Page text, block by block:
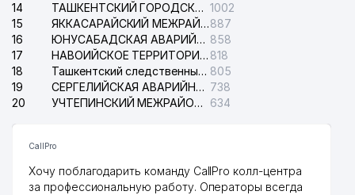
14
ТАШКЕНТСКИЙ ГОРОДСКОЙ СУД ПО ГРАЖДАНСКИМ ДЕЛАМ 1002
15
ЯККАСАРАЙСКИЙ МЕЖРАЙОННЫЙ СУД ПО ГРАЖДАНСКИМ ДЕЛАМ887
16
ЮНУСАБАДСКАЯ АВАРИЙНАЯ СЛУЖБА ЭЛЕКТРОСЕТИ 858
17
НАВОИЙСКОЕ ТЕРРИТОРИАЛЬНОЕ ПРЕДПРИЯТИЕ ЭЛЕКТРОСЕТИ АО 818
18
Ташкентский следственный изолятор 805
19
СЕРГЕЛИЙСКАЯ АВАРИЙНАЯ СЛУЖБА ЭЛЕКТРОСЕТИ 738
20
УЧТЕПИНСКИЙ МЕЖРАЙОННЫЙ СУД ПО ГРАЖДАНСКИМ ДЕЛАМ 634
CallPro
Хочу поблагодарить команду CallPro колл-центра
за профессиональную работу. Операторы всегда